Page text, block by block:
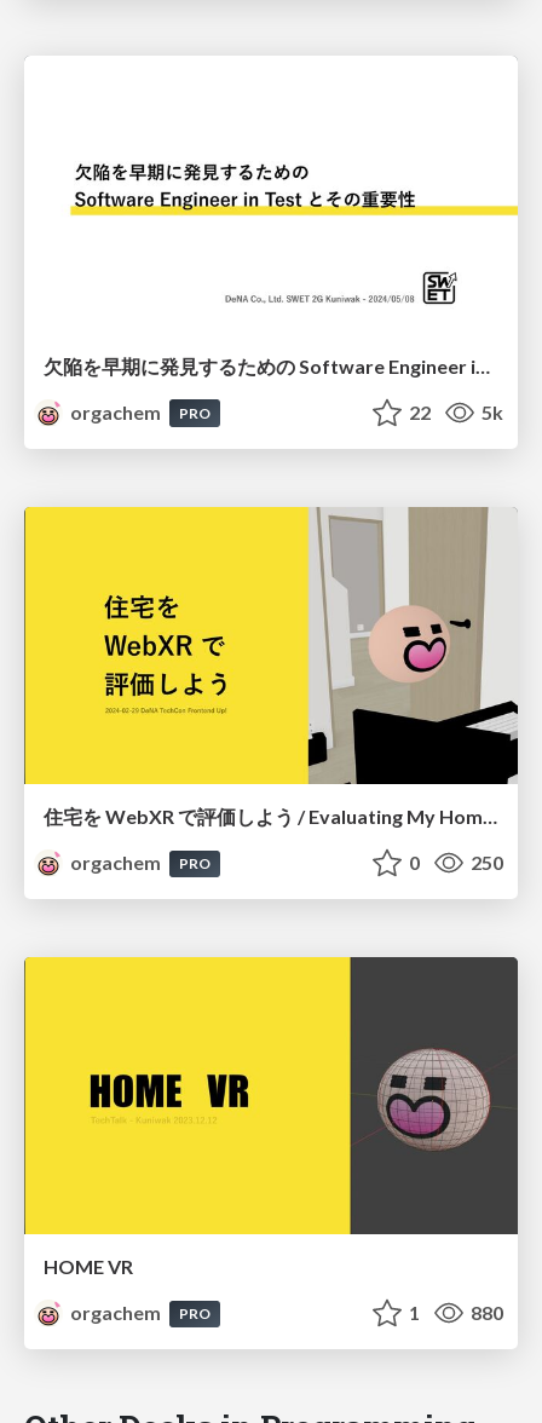
orgachem
PRO 22 5k
住宅を WebXR で評価しよう / Evaluating My Home by WebXR
orgachem
PRO 0 250
HOME VR
orgachem
PRO 1 880